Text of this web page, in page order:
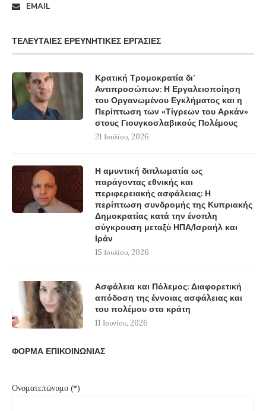
EMAIL
ΤΕΛΕΥΤΑΊΕΣ ΕΡΕΥΝΗΤΙΚΈΣ ΕΡΓΑΣΊΕΣ
Κρατική Τρομοκρατία δι’
Αντιπροσώπων: Η Εργαλειοποίηση
του Οργανωμένου Εγκλήματος και η
Περίπτωση των «Τίγρεων του Αρκάν»
στους Γιουγκοσλαβικούς Πολέμους
21 Ιουλίου, 2026
Η αμυντική διπλωματία ως
παράγοντας εθνικής και
περιφερειακής ασφάλειας: Η
περίπτωση συνδρομής της Κυπριακής
Δημοκρατίας κατά την ένοπλη
σύγκρουση μεταξύ ΗΠΑ/Ισραήλ και
Ιράν
15 Ιουλίου, 2026
Ασφάλεια και Πόλεμος: Διαφορετική
απόδοση της έννοιας ασφάλειας και
του πολέμου στα κράτη
11 Ιουνίου, 2026
ΦΟΡΜΑ ΕΠΙΚΟΙΝΩΝΙΑΣ
Ονοματεπώνυμο (*)